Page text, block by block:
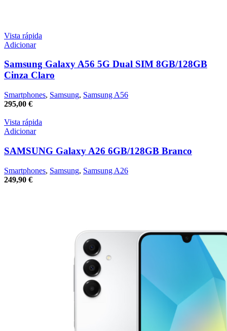
Vista rápida
Adicionar
Samsung Galaxy A56 5G Dual SIM 8GB/128GB
Cinza Claro
Smartphones, Samsung, Samsung A56
295,00 €
Vista rápida
Adicionar
SAMSUNG Galaxy A26 6GB/128GB Branco
Smartphones, Samsung, Samsung A26
249,90 €